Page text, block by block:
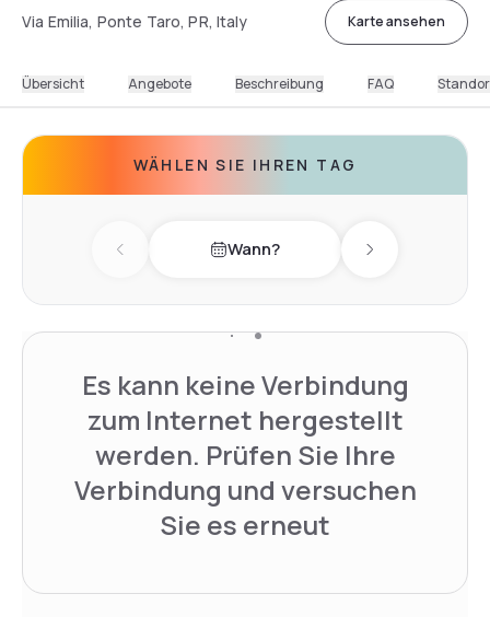
Via Emilia, Ponte Taro, PR, Italy Karte ansehen
Übersicht Angebote Beschreibung FAQ
WÄHLEN SIE IHREN TAG
Previous day Wann? Next day
Es kann keine Verbindung
zum Internet hergestellt
werden. Prüfen Sie Ihre
Verbindung und versuchen
Sie es erneut